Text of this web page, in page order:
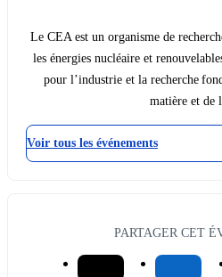
Le CEA est un organisme de
les énergies nucléaire et
pour l’industrie et la recherche
matière et de
Voir tous les événements
PARTAGER CET